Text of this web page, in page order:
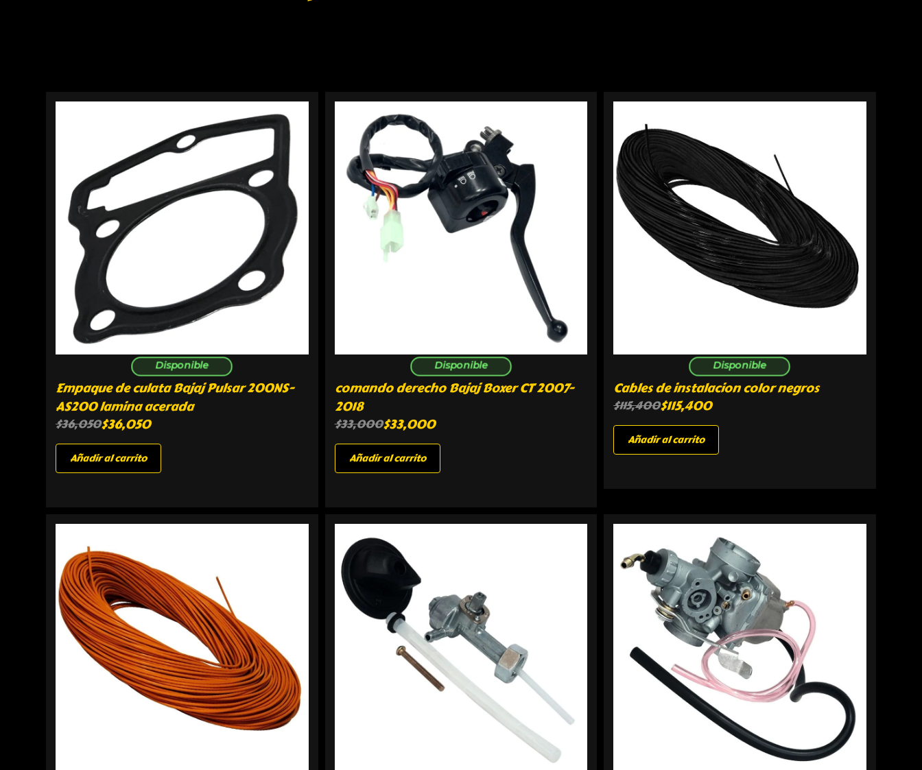
Disponible
Empaque de culata Bajaj Pulsar 200NS-
AS200 lamina acerada
$36,050$36,050
Añadir al carrito
Disponible
comando derecho Bajaj Boxer CT 2007-
2018
$33,000$33,000
Añadir al carrito
Disponible
Cables de instalacion color negros
$115,400$115,400
Añadir al carrito